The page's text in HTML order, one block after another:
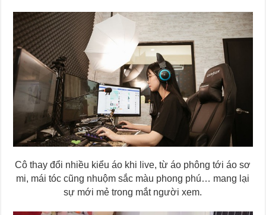
Cô thay đổi nhiều kiểu áo khi live, từ áo phông tới áo sơ
mi, mái tóc cũng nhuộm sắc màu phong phú… mang lại
sự mới mẻ trong mắt người xem.